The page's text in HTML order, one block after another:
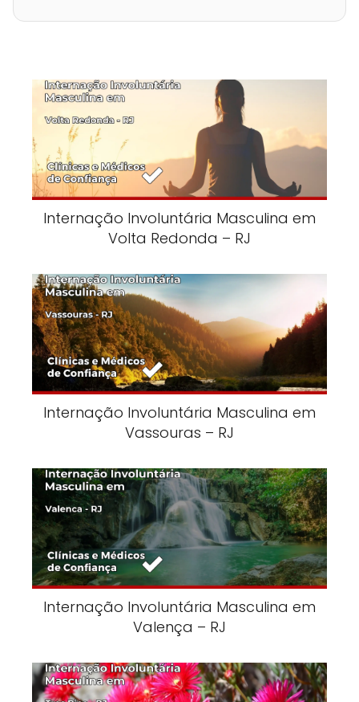
Internação Involuntária Masculina em
Volta Redonda – RJ
Internação Involuntária Masculina em
Vassouras – RJ
Internação Involuntária Masculina em
Valença – RJ